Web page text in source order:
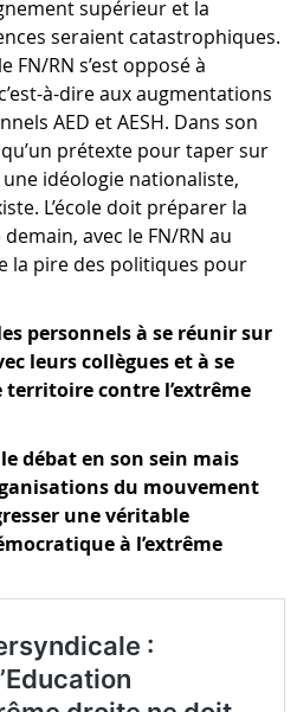
supérieur et la
seraient catastrophiques.
FN/RN s’est opposé à
à-dire aux augmentations
AED et AESH. Dans son
qu’un prétexte pour taper sur
idéologie nationaliste,
L’école doit préparer la
avec le FN/RN au
la pire des politiques pour
personnels à se réunir sur
leurs collègues et à se
contre l’extrême
débat en son sein mais
du mouvement
une véritable
à l’extrême